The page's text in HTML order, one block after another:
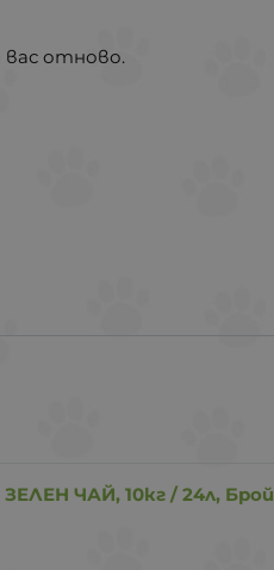
вас отново.
ЧАЙ, 10кг / 24л, Брой